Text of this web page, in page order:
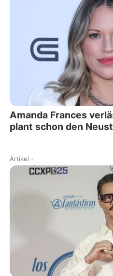
Amanda Frances
plant schon den
Artikel -